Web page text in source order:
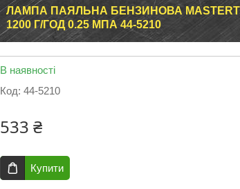
ЛАМПА ПАЯЛЬНА БЕНЗИНОВА
1200 Г/ГОД 0.25 МПА 44-5210
В наявності
Код: 44-5210
533 ₴
Купити